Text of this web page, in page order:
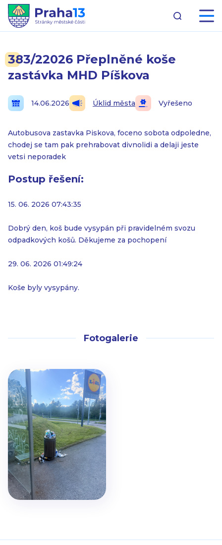
383/22026 Přeplněné koše
zastávka MHD Píškova
14.06.2026 Úklid města Vyřešeno
Autobusova zastavka Piskova, foceno sobota odpoledne,
chodej se tam pak prehrabovat divnolidi a delaji jeste
vetsi neporadek
Postup řešení:
15. 06. 2026 07:43:35
Dobrý den, koš bude vysypán při pravidelném svozu
odpadkových košů. Děkujeme za pochopení
29. 06. 2026 01:49:24
Koše byly vysypány.
Fotogalerie